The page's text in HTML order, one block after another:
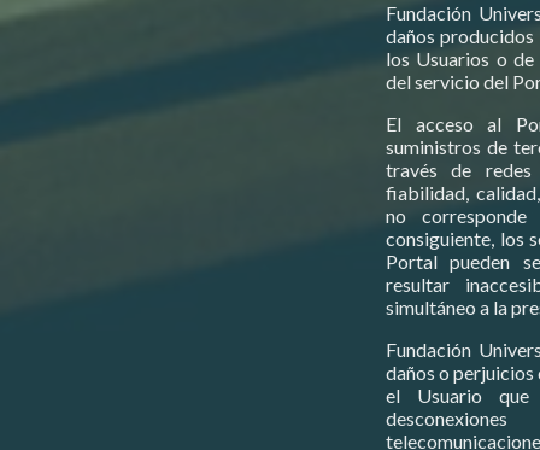
Fundación
daños
los Usuarios o
del servicio del
El acceso al
suministros de
través de redes
fiabilidad,
no
consiguiente, los
Portal pueden
resultar
simultáneo a la
Fundación
daños o
el Usuario